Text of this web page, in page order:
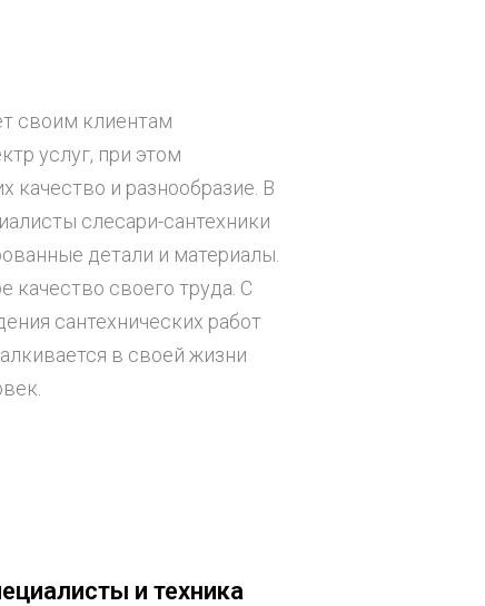
своим клиентам
услуг, при этом
качество и разнообразие. В
слесари-сантехники
детали и материалы.
качество своего труда. С
сантехнических работ
в своей жизни
и техника